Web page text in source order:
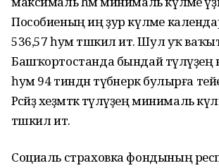
Пособиеның иң ҙур күләме
536,57 һум тәшкил итә. Шул уҡ
Башҡортостанда бындай түләүҙең
һум 94 тиндән түбәнерәк булырға
Рәсәйҙә хеҙмәткә түләүҙең минималь
тәшкил итә.
Социаль страховка фондының